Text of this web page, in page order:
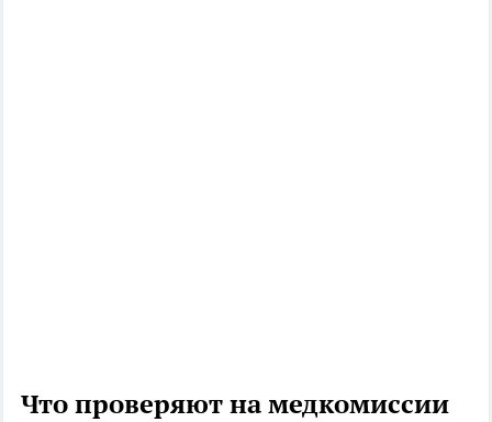
Что проверяют на медкомиссии